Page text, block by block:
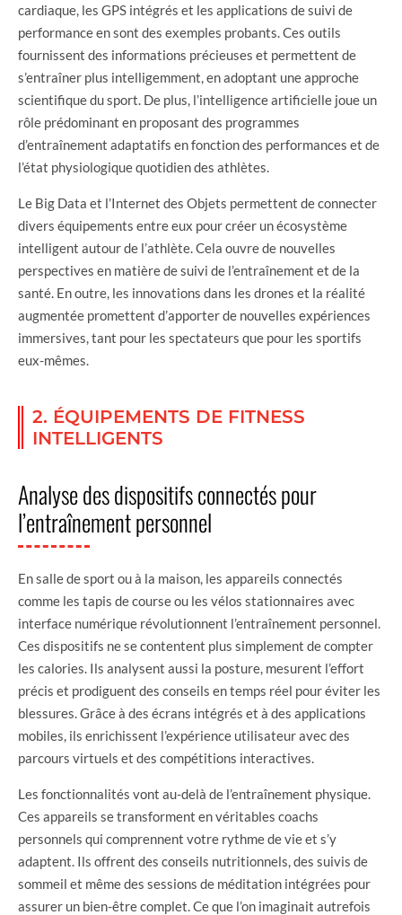
cardiaque, les GPS intégrés et les applications de suivi de
performance en sont des exemples probants. Ces outils
fournissent des informations précieuses et permettent de
s’entraîner plus intelligemment, en adoptant une approche
scientifique du sport. De plus, l’intelligence artificielle joue un
rôle prédominant en proposant des programmes
d’entraînement adaptatifs en fonction des performances et de
l’état physiologique quotidien des athlètes.
Le Big Data et l’Internet des Objets permettent de connecter
divers équipements entre eux pour créer un écosystème
intelligent autour de l’athlète. Cela ouvre de nouvelles
perspectives en matière de suivi de l’entraînement et de la
santé. En outre, les innovations dans les drones et la réalité
augmentée promettent d’apporter de nouvelles expériences
immersives, tant pour les spectateurs que pour les sportifs
eux-mêmes.
2. ÉQUIPEMENTS DE FITNESS
INTELLIGENTS
Analyse des dispositifs connectés pour
l’entraînement personnel
En salle de sport ou à la maison, les appareils connectés
comme les tapis de course ou les vélos stationnaires avec
interface numérique révolutionnent l’entraînement personnel.
Ces dispositifs ne se contentent plus simplement de compter
les calories. Ils analysent aussi la posture, mesurent l’effort
précis et prodiguent des conseils en temps réel pour éviter les
blessures. Grâce à des écrans intégrés et à des applications
mobiles, ils enrichissent l’expérience utilisateur avec des
parcours virtuels et des compétitions interactives.
Les fonctionnalités vont au-delà de l’entraînement physique.
Ces appareils se transforment en véritables coachs
personnels qui comprennent votre rythme de vie et s’y
adaptent. Ils offrent des conseils nutritionnels, des suivis de
sommeil et même des sessions de méditation intégrées pour
assurer un bien-être complet. Ce que l’on imaginait autrefois